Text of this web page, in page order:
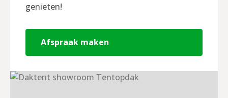
genieten!
Afspraak maken